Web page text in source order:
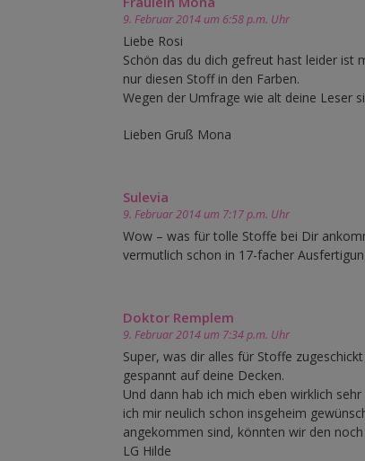
9. Februar 2014 um 6:58 p.m. Uhr
Liebe Rosi
Schön das du dich gefreut hast leider ist
nur diesen Stoff in den Farben.
Wegen der Umfrage wie alt deine Leser
Lieben Gruß Mona
Sulevia
9. Februar 2014 um 7:17 p.m. Uhr
Wow – was für tolle Stoffe bei Dir
vermutlich schon in 17-facher
Doktor Remplem
9. Februar 2014 um 7:34 p.m. Uhr
Super, was dir alles für Stoffe
gespannt auf deine Decken.
Und dann hab ich mich eben wirklich
ich mir neulich schon insgeheim
angekommen sind, könnten wir den
LG Hilde